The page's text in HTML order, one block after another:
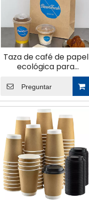
Taza de café de papel
ecológica para
Preguntar